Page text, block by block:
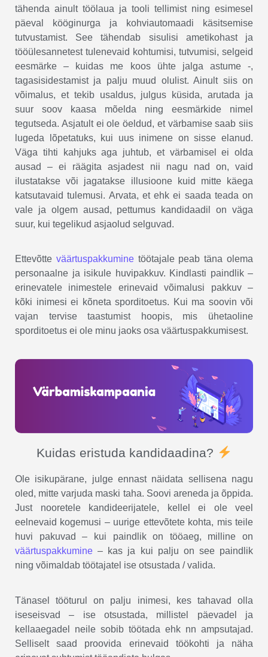
tähenda ainult töölaua ja tooli tellimist ning esimesel
päeval kööginurga ja kohviautomaadi käsitsemise
tutvustamist. See tähendab sisulisi ametikohast ja
tööülesannetest tulenevaid kohtumisi, tutvumisi, selgeid
eesmärke – kuidas me koos ühte jalga astume -,
tagasisidestamist ja palju muud olulist. Ainult siis on
võimalus, et tekib usaldus, julgus küsida, arutada ja
suur soov kaasa mõelda ning eesmärkide nimel
tegutseda. Asjatult ei ole öeldud, et värbamise saab siis
lugeda lõpetatuks, kui uus inimene on sisse elanud.
Väga tihti kahjuks aga juhtub, et värbamisel ei olda
ausad – ei räägita asjadest nii nagu nad on, vaid
ilustatakse või jagatakse illusioone kuid mitte käega
katsutavaid tulemusi. Arvata, et ehk ei saada teada on
vale ja olgem ausad, pettumus kandidaadil on väga
suur, kui tegelikud asjaolud selguvad.
Ettevõtte väärtuspakkuminetöötajale peab täna olema
personaalne ja isikule huvipakkuv. Kindlasti paindlik –
erinevatele inimestele erinevaid võimalusi pakkuv –
kõki inimesi ei kõneta sporditoetus. Kui ma soovin või
vajan tervise taastumist hoopis, mis ühetaoline
sporditoetus ei ole minu jaoks osa väärtuspakkumisest.
Kuidas eristuda kandidaadina?
Ole isikupärane, julge ennast näidata sellisena nagu
oled, mitte varjuda maski taha. Soovi areneda ja õppida.
Just nooretele kandideerijatele, kellel ei ole veel
eelnevaid kogemusi – uurige ettevõtete kohta, mis teile
huvi pakuvad – kui paindlik on tööaeg, milline on
väärtuspakkumine – kas ja kui palju on see paindlik
ning võimaldab töötajatel ise otsustada / valida.
Tänasel tööturul on palju inimesi, kes tahavad olla
iseseisvad – ise otsustada, millistel päevadel ja
kellaaegadel neile sobib töötada ehk nn ampsutajad.
Selliselt saad proovida erinevaid töökohti ja näha